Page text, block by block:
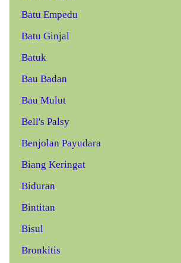
Batu Empedu
Batu Ginjal
Batuk
Bau Badan
Bau Mulut
Bell's Palsy
Benjolan Payudara
Biang Keringat
Biduran
Bintitan
Bisul
Bronkitis